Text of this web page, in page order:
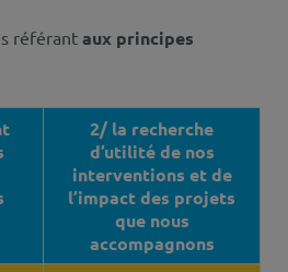
référant aux principes
2/ la recherche
d’utilité de nos
interventions et de
l’impact des projets
que nous
accompagnons